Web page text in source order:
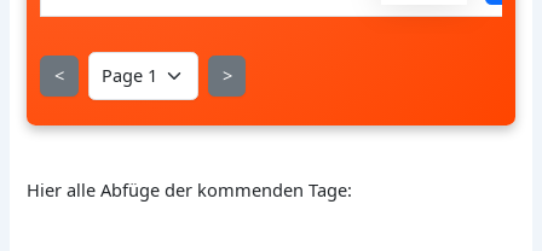
< >
Hier alle Abfüge der kommenden Tage: